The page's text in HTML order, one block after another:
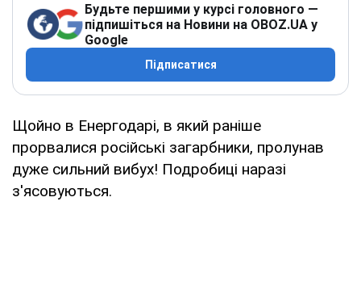
Будьте першими у курсі головного —
підпишіться на Новини на OBOZ.UA у
Google
Підписатися
Щойно в Енергодарі, в який раніше
прорвалися російські загарбники, пролунав
дуже сильний вибух! Подробиці наразі
з'ясовуються.